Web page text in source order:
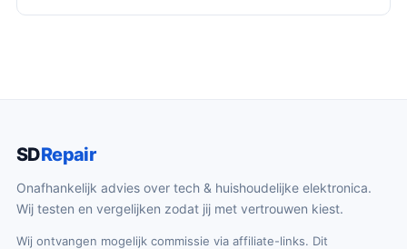
SDRepair
Onafhankelijk advies over tech & huishoudelijke elektronica.
Wij testen en vergelijken zodat jij met vertrouwen kiest.
Wij ontvangen mogelijk commissie via affiliate-links. Dit